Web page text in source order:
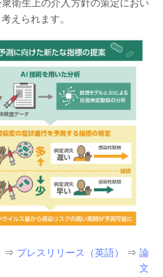
えられます。
⇒ プレスリリース（英語） ⇒ 論
文